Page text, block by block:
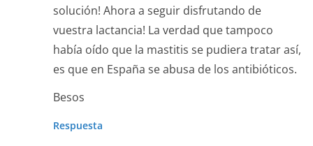
solución! Ahora a seguir disfrutando de
vuestra lactancia! La verdad que tampoco
había oído que la mastitis se pudiera tratar así,
es que en España se abusa de los antibióticos.
Besos
Respuesta